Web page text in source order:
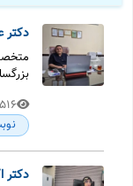
دکتر
دکتر